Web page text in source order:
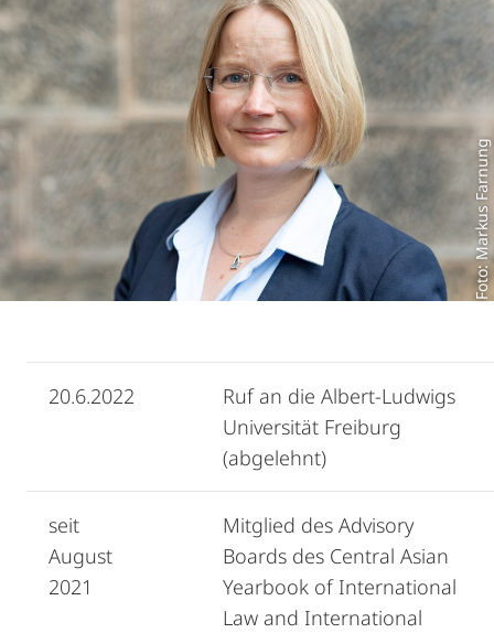
Foto: Markus Farnung
20.6.2022
Ruf an die Albert-Ludwigs
Universität Freiburg
(abgelehnt)
seit
August
2021
Mitglied des Advisory
Boards des Central Asian
Yearbook of International
Law and International